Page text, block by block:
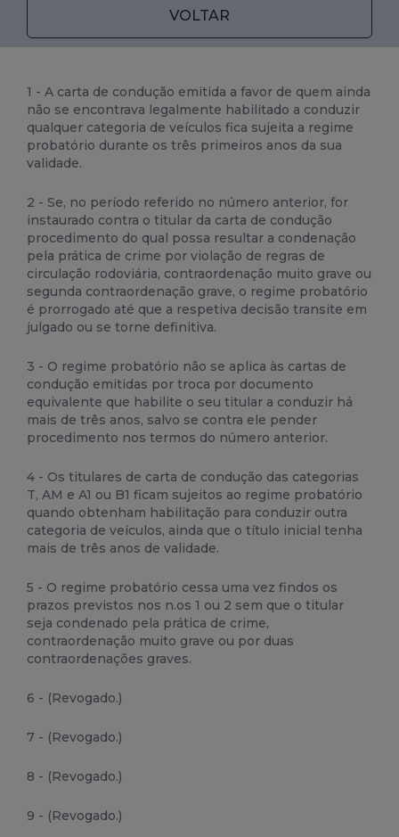
VOLTAR
1 - A carta de condução emitida a favor de quem ainda
não se encontrava legalmente habilitado a conduzir
qualquer categoria de veículos fica sujeita a regime
probatório durante os três primeiros anos da sua
validade.
2 - Se, no período referido no número anterior, for
instaurado contra o titular da carta de condução
procedimento do qual possa resultar a condenação
pela prática de crime por violação de regras de
circulação rodoviária, contraordenação muito grave ou
segunda contraordenação grave, o regime probatório
é prorrogado até que a respetiva decisão transite em
julgado ou se torne definitiva.
3 - O regime probatório não se aplica às cartas de
condução emitidas por troca por documento
equivalente que habilite o seu titular a conduzir há
mais de três anos, salvo se contra ele pender
procedimento nos termos do número anterior.
4 - Os titulares de carta de condução das categorias
T, AM e A1 ou B1 ficam sujeitos ao regime probatório
quando obtenham habilitação para conduzir outra
categoria de veículos, ainda que o título inicial tenha
mais de três anos de validade.
5 - O regime probatório cessa uma vez findos os
prazos previstos nos n.os 1 ou 2 sem que o titular
seja condenado pela prática de crime,
contraordenação muito grave ou por duas
contraordenações graves.
6 - (Revogado.)
7 - (Revogado.)
8 - (Revogado.)
9 - (Revogado.)